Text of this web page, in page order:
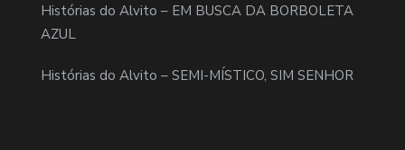
Histórias do Alvito – EM BUSCA DA BORBOLETA
AZUL
Histórias do Alvito – SEMI-MÍSTICO, SIM SENHOR